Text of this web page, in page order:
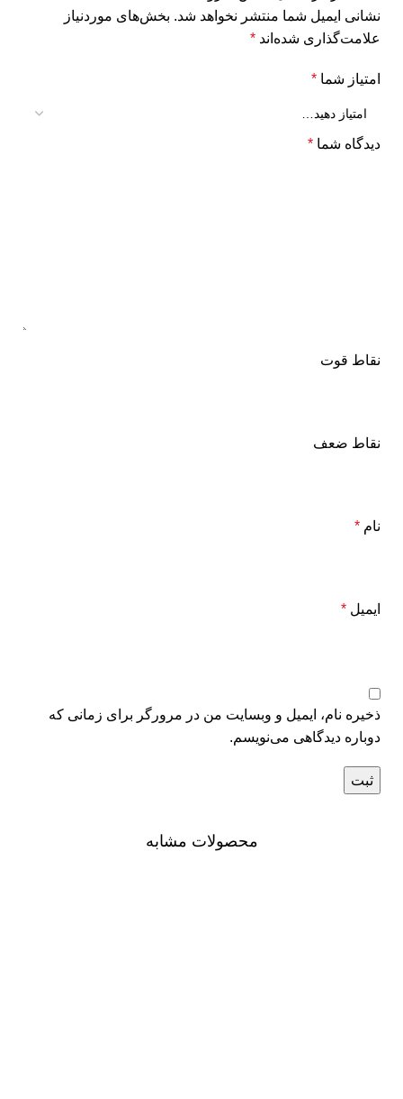
نشانی ایمیل شما منتشر نخواهد شد. بخش‌های موردنیاز
علامت‌گذاری شده‌اند *
امتیاز شما *
دیدگاه شما *
نقاط قوت
نقاط ضعف
نام *
ایمیل *
ذخیره نام، ایمیل و وبسایت من در مرورگر برای زمانی که
دوباره دیدگاهی می‌نویسم.
محصولات مشابه